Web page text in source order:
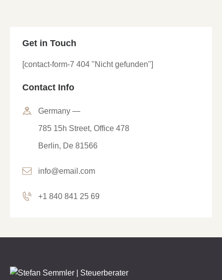
Get in Touch
[contact-form-7 404 "Nicht gefunden"]
Contact Info
Germany —
785 15h Street, Office 478
Berlin, De 81566
info@email.com
+1 840 841 25 69